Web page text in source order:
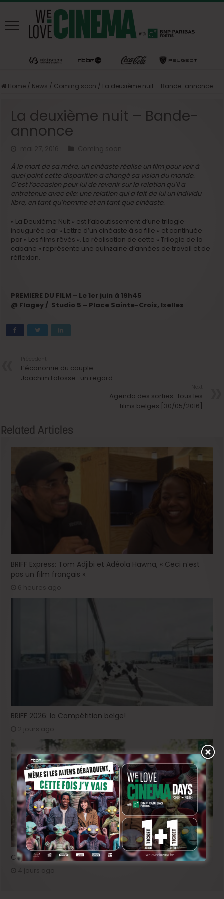
Home / News / Coming soon / La deuxième nuit – Bande-annonce
La deuxième nuit – Bande-
annonce
mai 27, 2016
Coming soon
À la mort de sa mère, un cinéaste réalise un film pour voir à
quel point cette disparition a changé sa vision du monde.
C’est l’occasion pour lui de revenir sur la relation qu’il a
entretenue avec elle: une relation qui a fait de lui un individu
libre, en tant qu’homme et en tant que cinéaste.
« La Deuxième Nuit » est l’aboutissement d’une trilogie
inaugurée par « Lettre d’un cinéaste à sa fille » et continuée
par « Les films rêvés ». La réalisation de cette « Trilogie de la
cabane » représente une quinzaine d’années de travail et de
réflexion.
PREMIERE DU FILM – Le 1er juin à 19h45
@ Flagey / Studio 5 – Place Sainte-Croix, Ixelles
L’économie du couple –
Joachim Lafosse : un regard
Agenda des sorties : tous les
films belges [30/05/2016]
Related Articles
BRIFF Express: Tom Adjibi et Adéola Hawna, « Ceci n’est
pas un film français ».
6 heures ago
BRIFF 2026: la Compétition belge!
2 jours ago
Capsule #147: « Notre Salut » d’Emmanuel Marre